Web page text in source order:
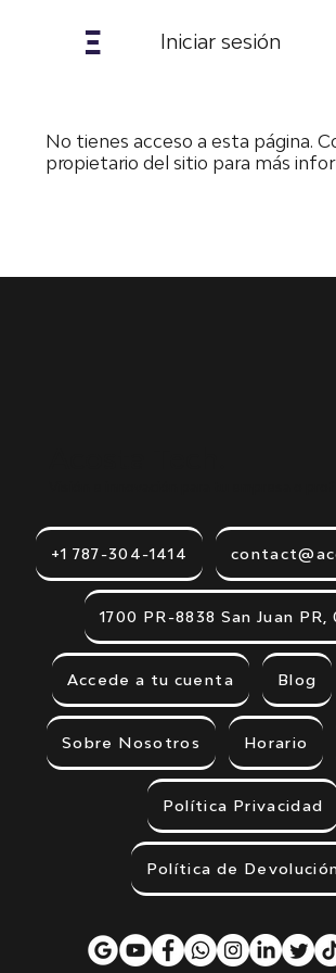
𝝣 Iniciar sesión
No tienes acceso a esta página.
propietario del sitio para más
+1 787-304-1414
1700 PR-8838 San Juan PR,
Accede a tu cuenta Blog
Sobre Nosotros Horario
Política Privacidad
Política de